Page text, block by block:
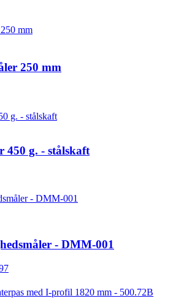
250 mm
450 g. - stålskaft
- DMM-001